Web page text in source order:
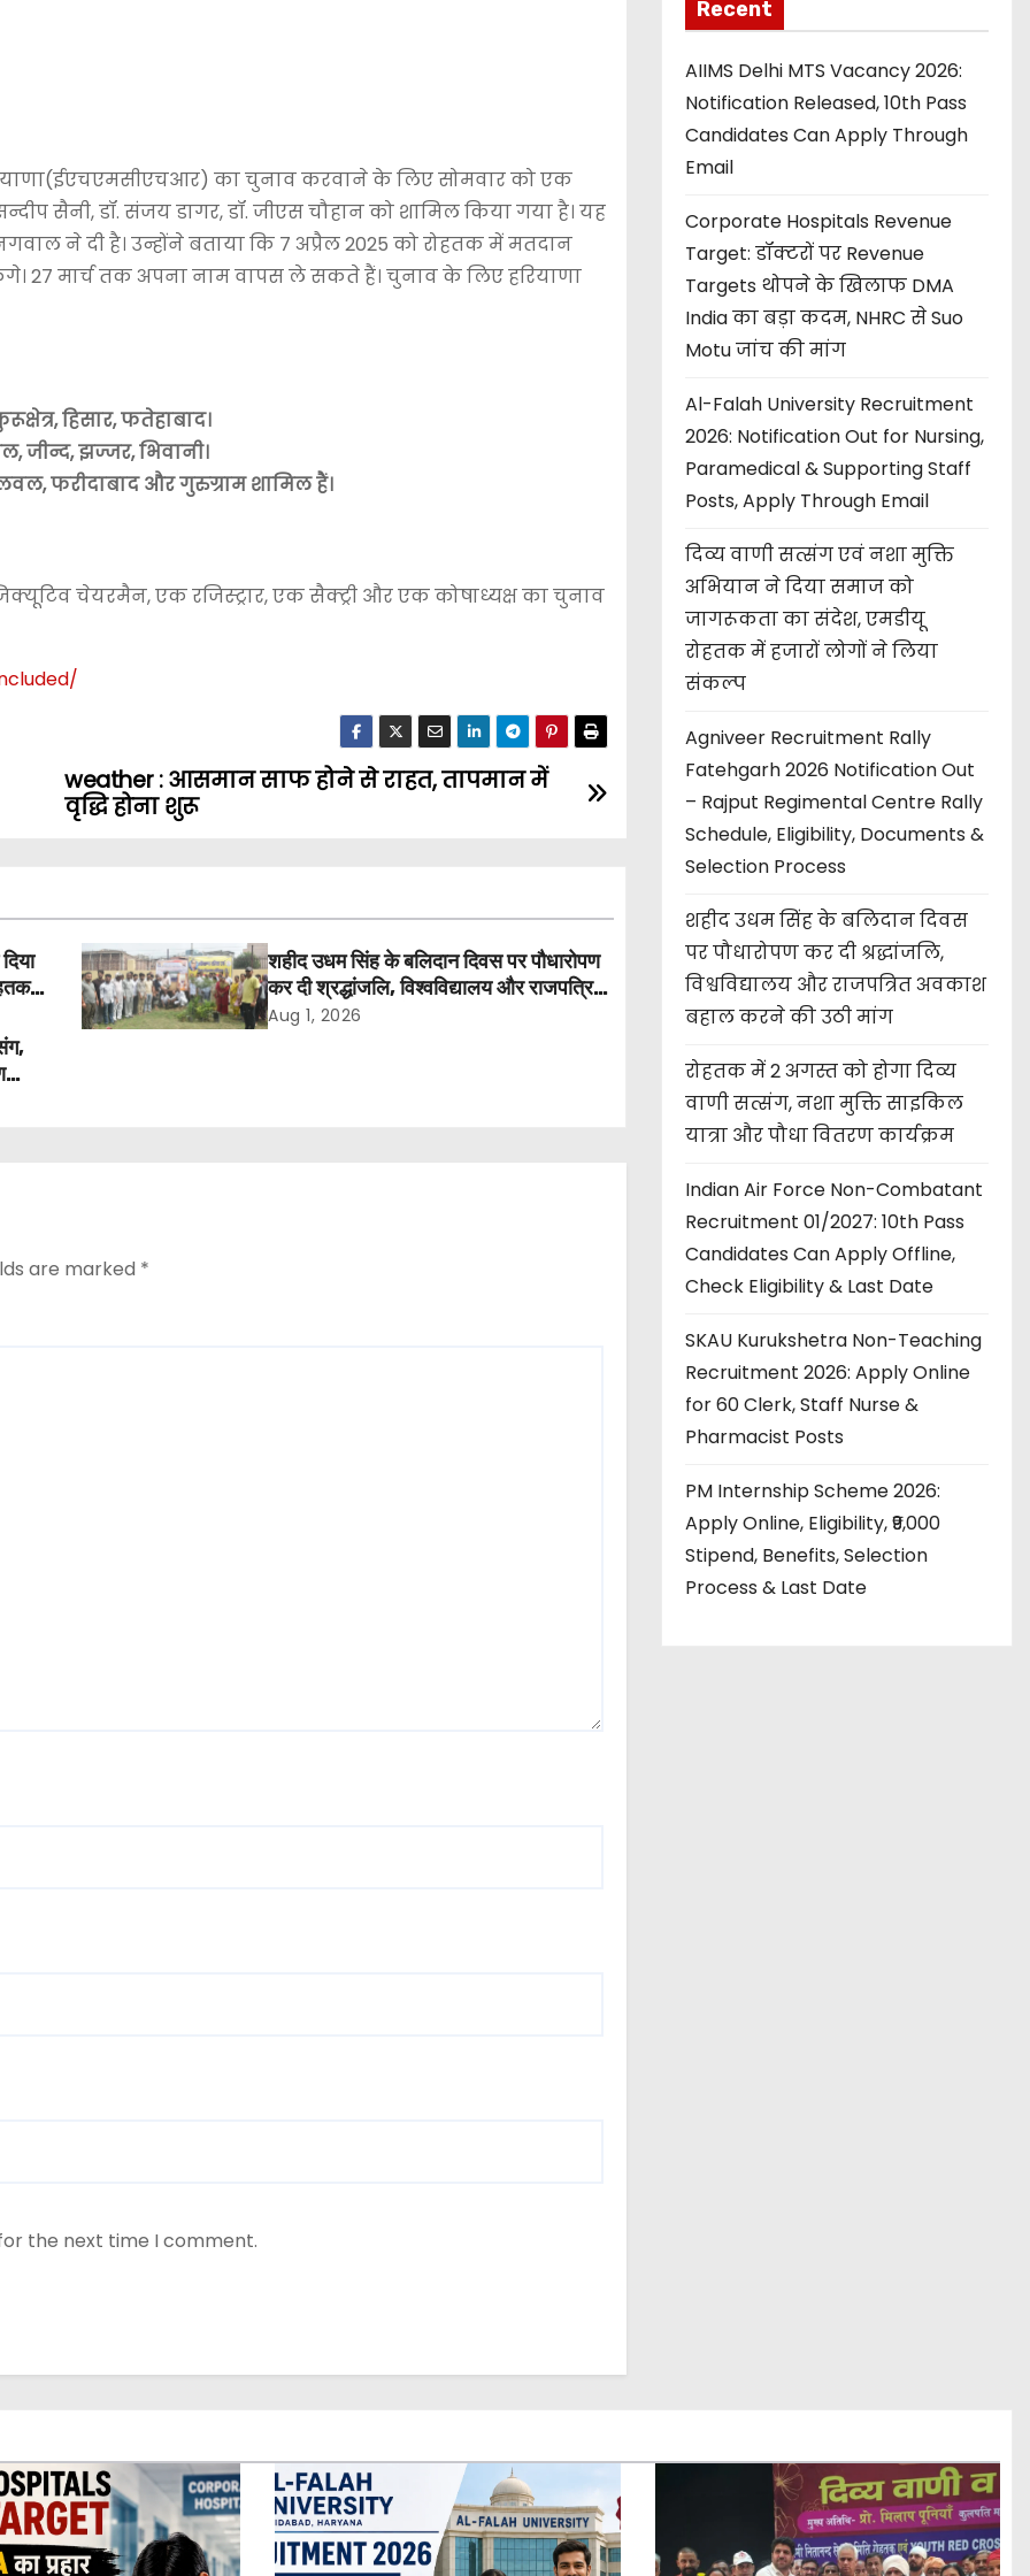
का चुनाव करवाने के लिए सोमवार को एक
सैनी, डॉ. संजय डागर, डॉ. जीएस चौहान को शामिल किया गया है। यह
ने दी है। उन्होंने बताया कि 7 अप्रैल 2025 को रोहतक में मतदान
27 मार्च तक अपना नाम वापस ले सकते हैं। चुनाव के लिए हरियाणा
हिसार, फतेहाबाद।
जीन्द, झज्जर, भिवानी।
फरीदाबाद और गुरुग्राम शामिल हैं।
चेयरमैन, एक रजिस्ट्रार, एक सैक्ट्री और एक कोषाध्यक्ष का चुनाव
/
weather : आसमान साफ होने से राहत, तापमान में
वृद्धि होना शुरू
में
शहीद उधम सिंह के बलिदान दिवस पर पौधारोपण
कर दी श्रद्धांजलि, विश्वविद्यालय और राजपत्रित
अवकाश बहाल करने की उठी मांग
Aug 1, 2026
are marked *
the next time I comment.
Recent
AIIMS Delhi MTS Vacancy 2026:
Notification Released, 10th Pass
Candidates Can Apply Through
Email
Corporate Hospitals Revenue
Target: डॉक्टरों पर Revenue
Targets थोपने के खिलाफ DMA
India का बड़ा कदम, NHRC से Suo
Motu जांच की मांग
Al-Falah University Recruitment
2026: Notification Out for Nursing,
Paramedical & Supporting Staff
Posts, Apply Through Email
दिव्य वाणी सत्संग एवं नशा मुक्ति
अभियान ने दिया समाज को
जागरूकता का संदेश, एमडीयू
रोहतक में हजारों लोगों ने लिया
संकल्प
Agniveer Recruitment Rally
Fatehgarh 2026 Notification Out
– Rajput Regimental Centre Rally
Schedule, Eligibility, Documents &
Selection Process
शहीद उधम सिंह के बलिदान दिवस
पर पौधारोपण कर दी श्रद्धांजलि,
विश्वविद्यालय और राजपत्रित अवकाश
बहाल करने की उठी मांग
रोहतक में 2 अगस्त को होगा दिव्य
वाणी सत्संग, नशा मुक्ति साइकिल
यात्रा और पौधा वितरण कार्यक्रम
Indian Air Force Non-Combatant
Recruitment 01/2027: 10th Pass
Candidates Can Apply Offline,
Check Eligibility & Last Date
SKAU Kurukshetra Non-Teaching
Recruitment 2026: Apply Online
for 60 Clerk, Staff Nurse &
Pharmacist Posts
PM Internship Scheme 2026:
Apply Online, Eligibility, ₹9,000
Stipend, Benefits, Selection
Process & Last Date